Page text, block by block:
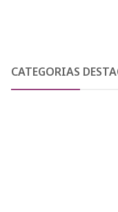
CATEGORIAS